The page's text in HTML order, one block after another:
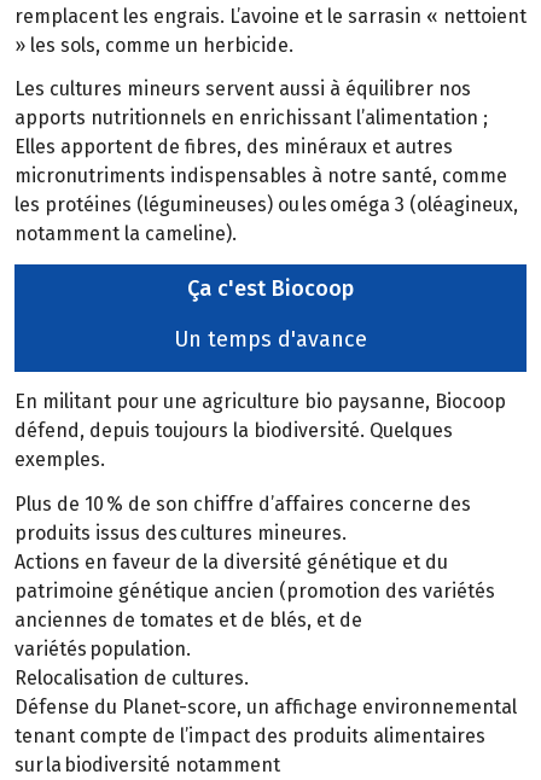
remplacent les engrais. L’avoine et le sarrasin « nettoient
» les sols, comme un herbicide.
Les cultures mineurs servent aussi à équilibrer nos
apports nutritionnels en enrichissant l’alimentation ;
Elles apportent de fibres, des minéraux et autres
micronutriments indispensables à notre santé, comme
les protéines (légumineuses) ou les oméga 3 (oléagineux,
notamment la cameline).
Ça c'est Biocoop
Un temps d'avance
En militant pour une agriculture bio paysanne, Biocoop
défend, depuis toujours la biodiversité. Quelques
exemples.
Plus de 10 % de son chiffre d’affaires concerne des
produits issus des cultures mineures.
Actions en faveur de la diversité génétique et du
patrimoine génétique ancien (promotion des variétés
anciennes de tomates et de blés, et de
variétés population.
Relocalisation de cultures.
Défense du Planet-score, un affichage environnemental
tenant compte de l’impact des produits alimentaires
sur la biodiversité notamment